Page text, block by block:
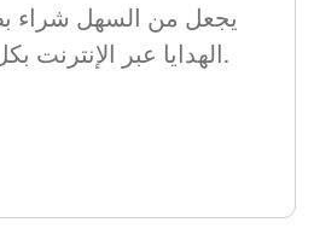
الهدايا عبر الإنترنت بكل سهولة وأمان.